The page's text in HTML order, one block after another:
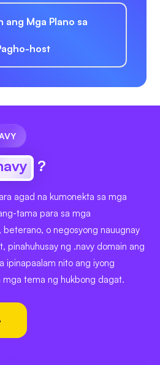
ang Mga Plano sa
host
?
agad na kumonekta sa mga
tama para sa mga
o negosyong nauugnay
pinahuhusay ng .navy domain ang
ipinapaalam nito ang iyong
mga tema ng hukbong dagat.